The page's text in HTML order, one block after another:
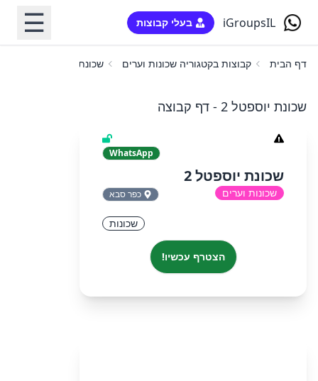
iGroupsIL בעלי קבוצות ☰
דף הבית קבוצות בקטגוריה שכונות וערים שכונת יוספטל 2
שכונת יוספטל 2 - דף קבוצה
WhatsApp
שכונת יוספטל 2
שכונות וערים כפר סבא
שכונות
הצטרף עכשיו!